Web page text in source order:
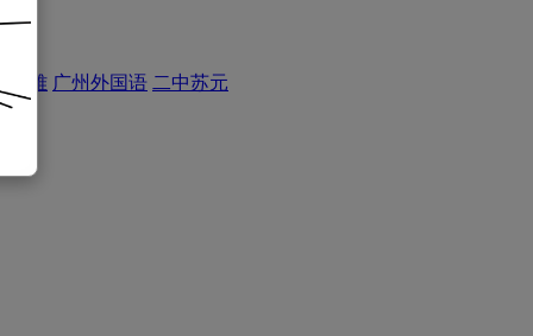
广雅 广州外国语 二中苏元